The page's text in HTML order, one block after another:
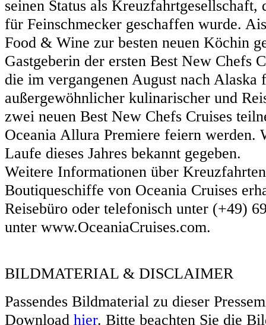
seinen Status als Kreuzfahrtgesellschaft,
für Feinschmecker geschaffen wurde.
Food & Wine zur besten neuen Köchin
Gastgeberin der ersten Best New Chefs
die im vergangenen August nach Alaska
außergewöhnlicher kulinarischer und
zwei neuen Best New Chefs Cruises
Oceania Allura Premiere feiern werden.
Laufe dieses Jahres bekannt gegeben.
Weitere Informationen über
Boutiqueschiffe von Oceania Cruises
Reisebüro oder telefonisch unter (+49)
unter www.OceaniaCruises.com.
BILDMATERIAL & DISCLAIMER
Passendes Bildmaterial zu dieser
Download hier. Bitte beachten Sie die